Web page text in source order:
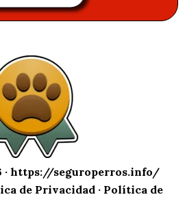
https://seguroperros.info/
de Privacidad · Política de